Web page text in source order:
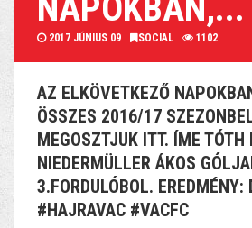
NAPOKBAN,...
2017 JÚNIUS 09 SOCIAL 1102
AZ ELKÖVETKEZŐ
ÖSSZES 2016/17
MEGOSZTJUK ITT. ÍME TÓTH
NIEDERMÜLLER ÁKOS
3.FORDULÓBOL. EREDMÉNY:
#HAJRAVAC #VACFC
PARTNEREK
SAJTÓ
MÉDIA